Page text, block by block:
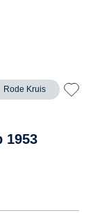
Rode Kruis
1953